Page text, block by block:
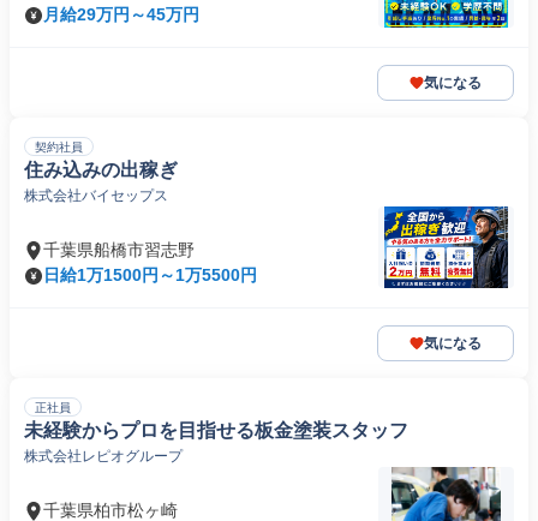
月給29万円～45万円
気になる
契約社員
住み込みの出稼ぎ
株式会社バイセップス
千葉県船橋市習志野
日給1万1500円～1万5500円
気になる
正社員
未経験からプロを目指せる板金塗装スタッフ
株式会社レピオグループ
千葉県柏市松ヶ崎